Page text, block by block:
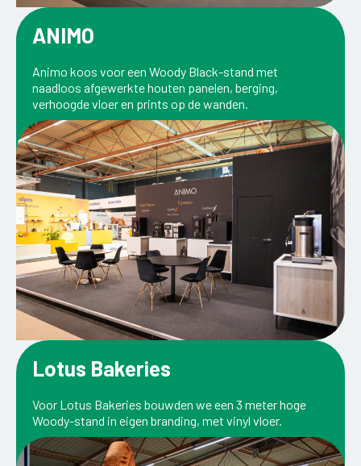
ANIMO
Animo koos voor een Woody Black-stand met
naadloos afgewerkte houten panelen, berging,
verhoogde vloer en prints op de wanden.
Lotus Bakeries
Voor Lotus Bakeries bouwden we een 3 meter hoge
Woody-stand in eigen branding, met vinyl vloer.